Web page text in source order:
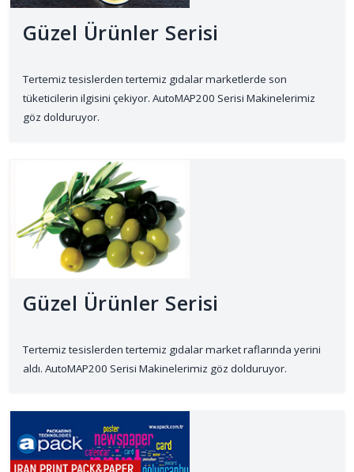
Güzel Ürünler Serisi
Tertemiz tesislerden tertemiz gıdalar marketlerde son
tüketicilerin ilgisini çekiyor. AutoMAP200 Serisi Makinelerimiz
göz dolduruyor.
Güzel Ürünler Serisi
Tertemiz tesislerden tertemiz gıdalar market raflarında yerini
aldı. AutoMAP200 Serisi Makinelerimiz göz dolduruyor.